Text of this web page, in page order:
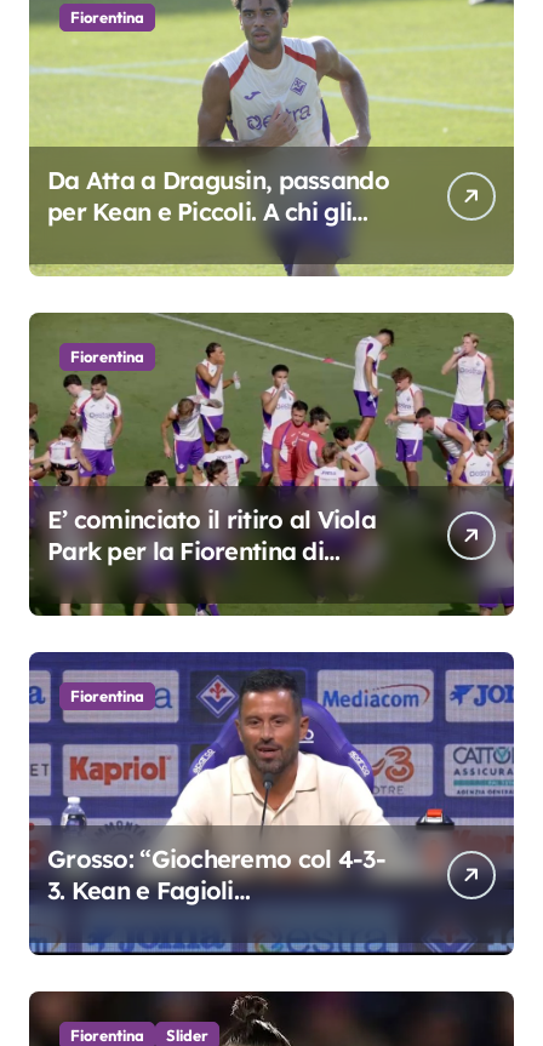
Fiorentina
Da Atta a Dragusin, passando
per Kean e Piccoli. A chi gli
oscar del precampionato?
Fiorentina
E’ cominciato il ritiro al Viola
Park per la Fiorentina di
Grosso
Fiorentina
Grosso: “Giocheremo col 4-3-
3. Kean e Fagioli
colpo”
Fiorentina Slider